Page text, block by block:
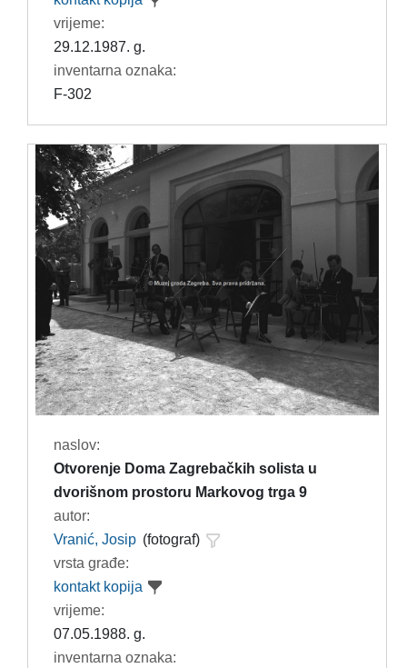
vrijeme:
29.12.1987. g.
inventarna oznaka:
F-302
naslov:
Otvorenje Doma Zagrebačkih solista u
dvorišnom prostoru Markovog trga 9
autor:
Vranić, Josip (fotograf)
vrsta građe:
kontakt kopija
vrijeme:
07.05.1988. g.
inventarna oznaka: